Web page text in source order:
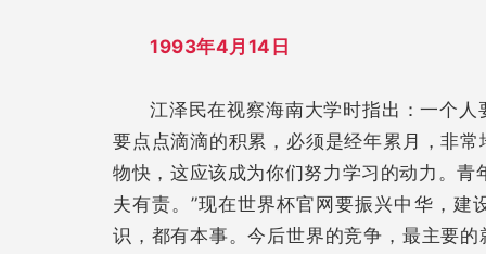
1993年4月14日
江泽民在视察海南大学时指出：一个
要点点滴滴的积累，必须是经年累月，非
物快，这应该成为你们努力学习的动力。
夫有责。”现在世界杯官网要振兴中华，
识，都有本事。今后世界的竞争，最主要